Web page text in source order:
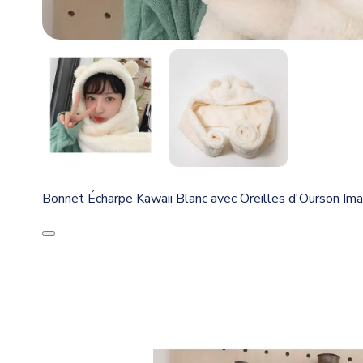
Bonnet Écharpe Kawaii Blanc avec Oreilles d'Ourson